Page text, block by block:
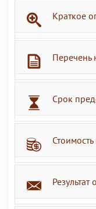
Краткое
Перечень
Срок
Результат